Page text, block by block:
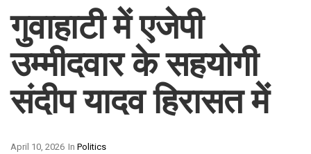
गुवाहाटी में एजेपी
उम्मीदवार के सहयोगी
संदीप यादव हिरासत में
In Politics
April 10, 2026